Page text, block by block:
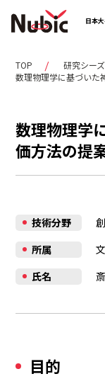
日本
TOP
研究シーズ
数理物理学に基づいた
数理物理学
価方法の提
技術分野
所属
氏名
目的